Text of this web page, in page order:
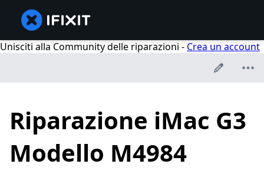
Unisciti alla Community delle riparazioni - Crea un account
Riparazione iMac G3
Modello M4984